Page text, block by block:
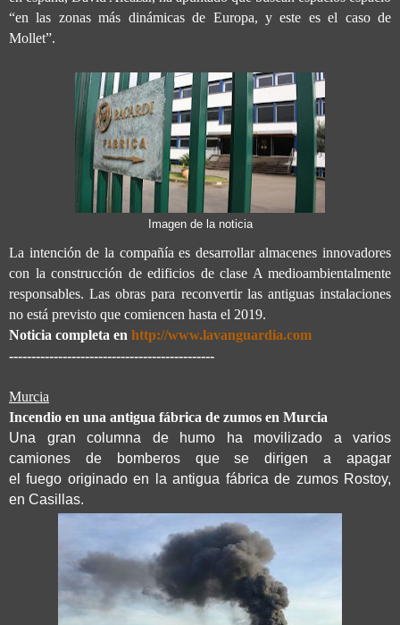
“en las zonas más dinámicas de Europa, y este es el caso de
Mollet”.
Imagen de la noticia
La intención de la compañía es desarrollar almacenes innovadores
con la construcción de edificios de clase A medioambientalmente
responsables. Las obras para reconvertir las antiguas instalaciones
no está previsto que comiencen hasta el 2019.
Noticia completa en http://www.lavanguardia.com
----------------------------------------------
Murcia
Incendio en una antigua fábrica de zumos en Murcia
Una gran columna de humo ha movilizado a varios
camiones de bomberos que se dirigen a apagar
elfuego originado en la antigua fábrica de zumos Rostoy,
en Casillas.